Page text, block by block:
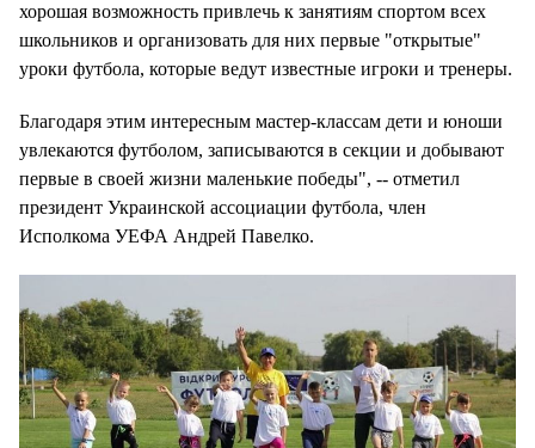
хорошая возможность привлечь к занятиям спортом всех
школьников и организовать для них первые "открытые"
уроки футбола, которые ведут известные игроки и тренеры.
Благодаря этим интересным мастер-классам дети и юноши
увлекаются футболом, записываются в секции и добывают
первые в своей жизни маленькие победы", -- отметил
президент Украинской ассоциации футбола, член
Исполкома УЕФА Андрей Павелко.